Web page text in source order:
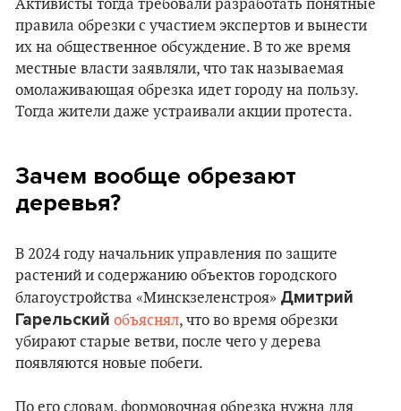
Активисты тогда требовали разработать понятные
правила обрезки с участием экспертов и вынести
их на общественное обсуждение. В то же время
местные власти заявляли, что так называемая
омолаживающая обрезка идет городу на пользу.
Тогда жители даже устраивали акции протеста.
Зачем вообще обрезают
деревья?
В 2024 году начальник управления по защите
растений и содержанию объектов городского
благоустройства «Минскзеленстроя» Дмитрий
Гарельский объяснял, что во время обрезки
убирают старые ветви, после чего у дерева
появляются новые побеги.
По его словам, формовочная обрезка нужна для